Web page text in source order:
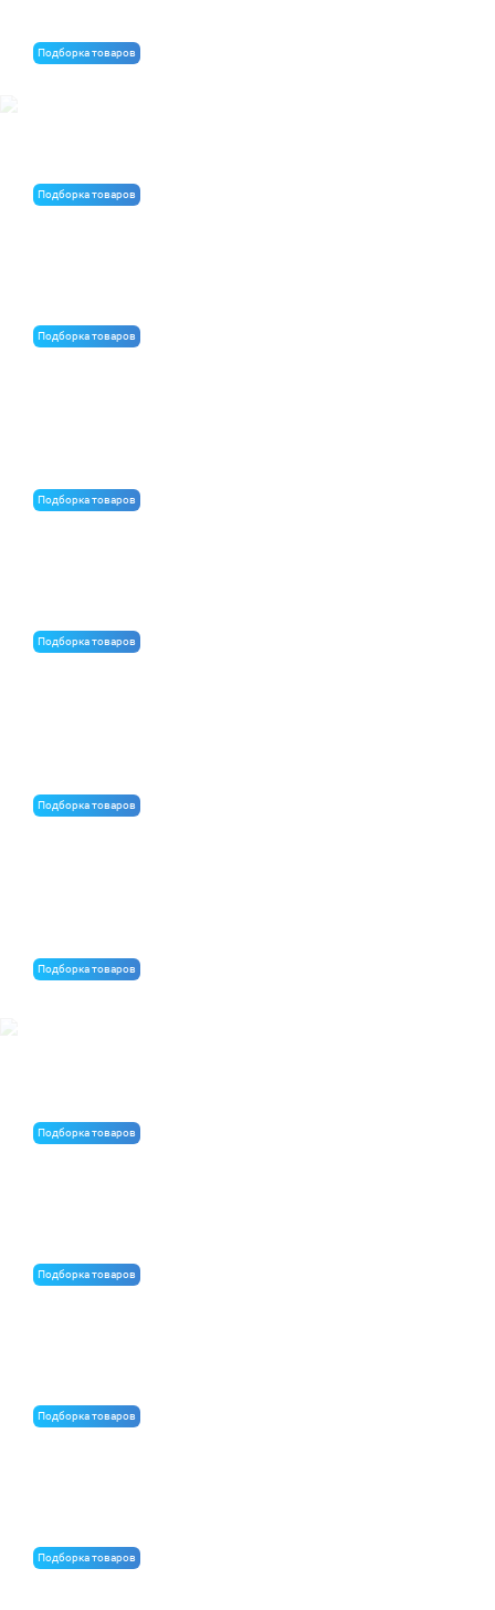
Подборка товаров
Подборка товаров
Подборка товаров
Подборка товаров
Подборка товаров
Подборка товаров
Подборка товаров
Подборка товаров
Подборка товаров
Подборка товаров
Подборка товаров